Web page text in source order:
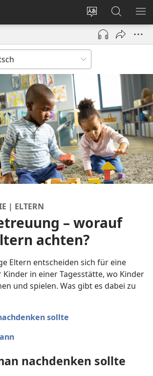
Websitesprache
ändern
Anmelden
(öffnet
neues
Fenster)
Suche
| ELTERN
– worauf
achten?
Eltern entscheiden sich für eine
in einer Tagesstätte, wo Kinder
und spielen. Was gibt es dabei zu
sollte
nachdenken sollte